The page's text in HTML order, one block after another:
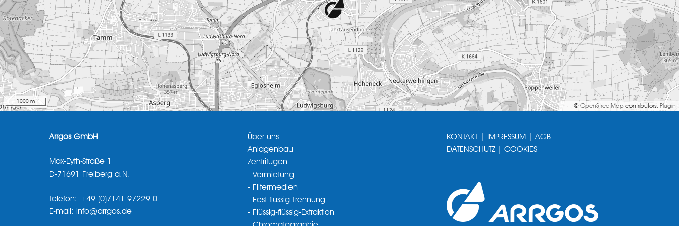
© OpenStreetMap contributors. Plugin
1000 m
Arrgos GmbH
Max-Eyth-Straße 1
D-71691 Freiberg a.N.
Telefon: +49 (0)7141 97229 0
E-mail: info@arrgos.de
Über uns
Anlagenbau
Zentrifugen
- Vermietung
- Filtermedien
- Fest-flüssig-Trennung
- Flüssig-flüssig-Extraktion
KONTAKT IMPRESSUM |AGB
DATENSCHUTZ| COOKIES